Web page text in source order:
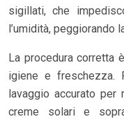
sigillati, che
l’umidità, peggiorando
La procedura corretta
igiene e freschezza.
lavaggio accurato per
creme solari e